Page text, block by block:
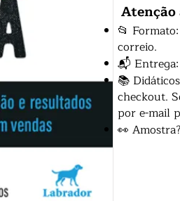
📂
correio.
📬
📚
checkout.
por e-mail
👀